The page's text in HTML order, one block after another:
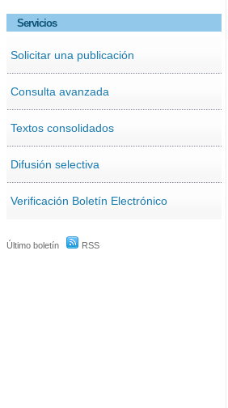
Servicios
Solicitar una publicación
Consulta avanzada
Textos consolidados
Difusión selectiva
Verificación Boletín Electrónico
Último boletín RSS